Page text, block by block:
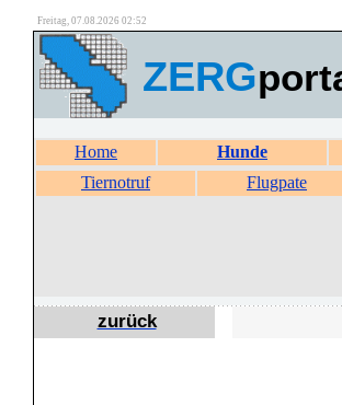
Freitag, 07.08.2026 02:52
ZERG
Home Hunde
Tiernotruf
Flugpate
zurück